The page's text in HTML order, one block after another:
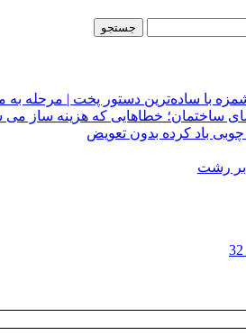
با ساده‌ترین دستور پخت | مرحله به
ساختمان؛ خطاهایی که هزینه ساز می
باد کرده بدون تعویض
بر رشت